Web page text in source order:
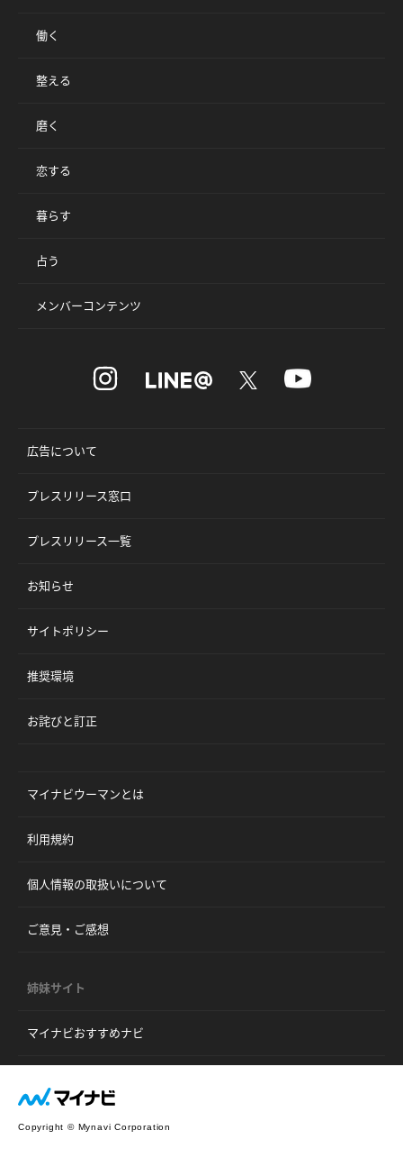
働く
整える
磨く
恋する
暮らす
占う
メンバーコンテンツ
広告について
プレスリリース窓口
プレスリリース一覧
お知らせ
サイトポリシー
推奨環境
お詫びと訂正
マイナビウーマンとは
利用規約
個人情報の取扱いについて
ご意見・ご感想
姉妹サイト
マイナビおすすめナビ
Copyright © Mynavi Corporation